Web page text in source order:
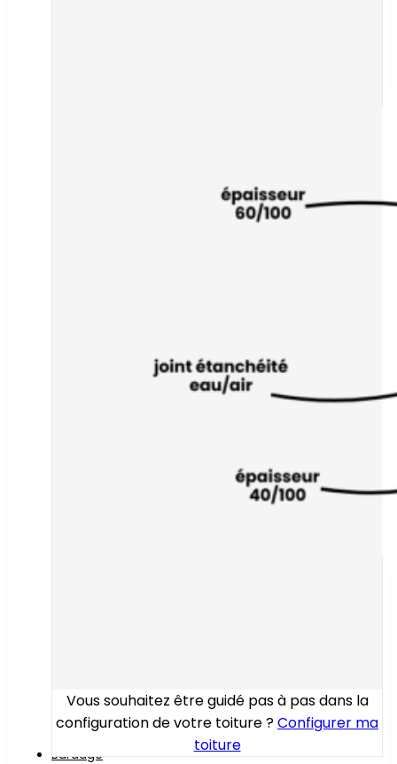
Vous souhaitez être guidé pas à pas dans la
configuration de votre toiture ?Configurer ma
toiture
Bardage